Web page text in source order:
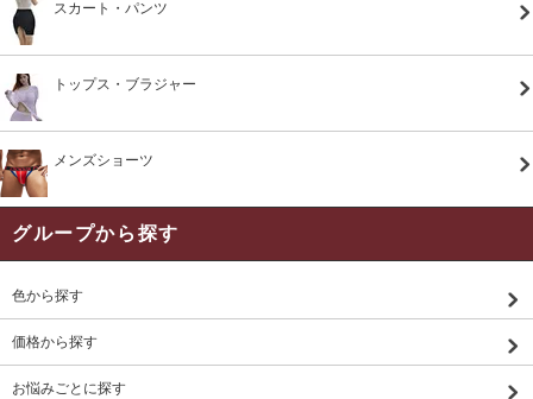
スカート・パンツ
トップス・ブラジャー
メンズショーツ
グループから探す
色から探す
価格から探す
お悩みごとに探す